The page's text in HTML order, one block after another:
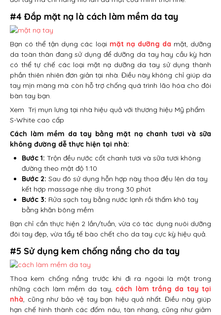
#4 Đắp mặt nạ là cách làm mềm da tay
Bạn có thể tận dụng các loại mặt nạ dưỡng da mặt, dưỡng
da toàn thân đang sử dụng để dưỡng da tay hay cầu kỳ hơn
có thể tự chế các loại mặt nạ dưỡng da tay sử dụng thành
phần thiên nhiên đơn giản tại nhà. Điều này không chỉ giúp da
tay mịn màng mà còn hỗ trợ chống quá trình lão hóa cho đôi
bàn tay bạn.
Xem Trị mụn lưng tại nhà hiệu quả với thương hiệu Mỹ phẩm
S-White cao cấp
Cách làm mềm da tay bằng mặt nạ chanh tươi và sữa
không đường dễ thực hiện tại nhà:
Bước 1: Trộn đều nước cốt chanh tươi và sữa tươi không
đường theo mật độ 1:10
Bước 2: Sau đó sử dụng hỗn hợp này thoa đều lên da tay
kết hợp massage nhẹ dịu trong 30 phút
Bước 3: Rửa sạch tay bằng nước lạnh rồi thấm khô tay
bằng khăn bông mềm
Bạn chỉ cần thực hiện 2 lần/tuần, vừa có tác dụng nuôi dưỡng
đôi tay đẹp, vừa tẩy tế bào chết cho da tay cực kỳ hiệu quả.
#5 Sử dụng kem chống nắng cho da tay
Thoa kem chống nắng trước khi đi ra ngoài là một trong
những cách làm mềm da tay, cách làm trắng da tay tại
nhà, cũng như bảo vệ tay bạn hiệu quả nhất. Điều này giúp
hạn chế hình thành các đốm nâu, tàn nhang, cũng như giảm